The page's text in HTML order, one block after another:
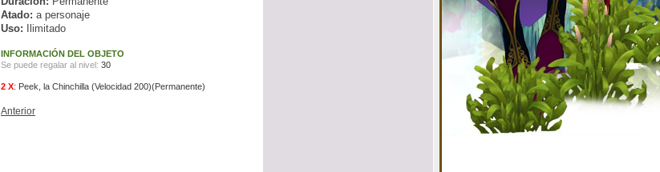
Atado: a personaje
Uso:
Ilimitado
INFORMACIÓN DEL OBJETO
Se puede regalar al nivel: 30
2 X: Peek, la Chinchilla (Velocidad 200)(Permanente)
Anterior